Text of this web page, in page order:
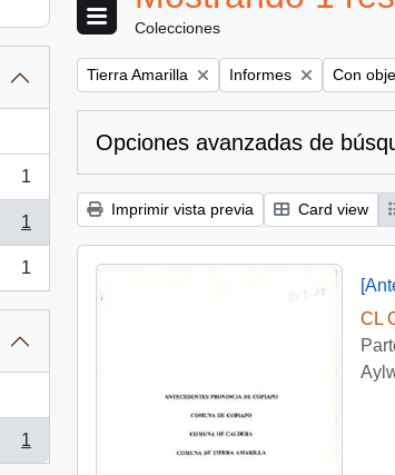
1
1
1
1
Colecciones
Remove filter:
Tierra Amarilla Remove filter:
Informes Remove
Con
Opciones avanzadas de
Imprimir vista previa Card view
CL